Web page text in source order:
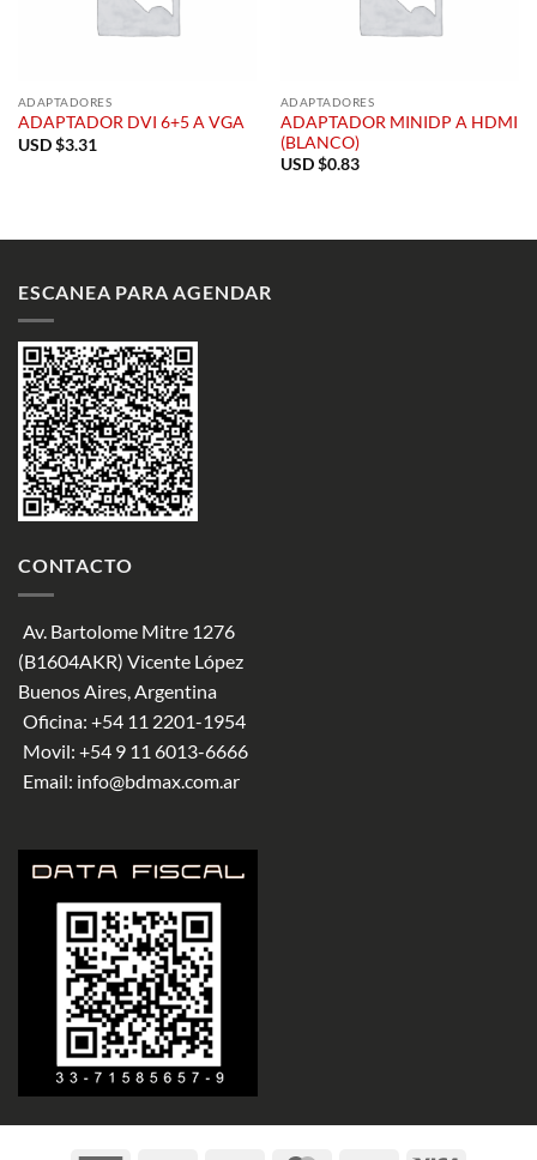
ADAPTADORES
ADAPTADOR DVI 6+5 A VGA
USD $3.31
ADAPTADORES
ADAPTADOR MINIDP A HDMI
(BLANCO)
USD $0.83
ESCANEA PARA AGENDAR
CONTACTO
Av. Bartolome Mitre 1276
(B1604AKR) Vicente López
Buenos Aires, Argentina
Oficina: +54 11 2201-1954
Movil: +54 9 11 6013-6666
Email: info@bdmax.com.ar